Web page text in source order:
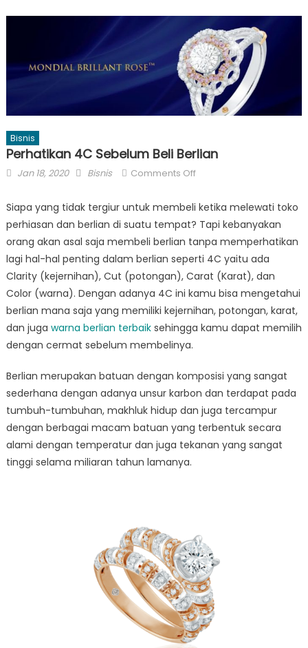
Bisnis
Perhatikan 4C Sebelum Beli Berlian
Posted
Jan 18, 2020 Author
Bisnis Comments Offon
4C
Sebelum
Berlian
Siapa yang tidak tergiur untuk membeli ketika melewati toko
perhiasan dan berlian di suatu tempat? Tapi kebanyakan
orang akan asal saja membeli berlian tanpa memperhatikan
lagi hal-hal penting dalam berlian seperti 4C yaitu ada
Clarity (kejernihan), Cut (potongan), Carat (Karat), dan
Color (warna). Dengan adanya 4C ini kamu bisa mengetahui
berlian mana saja yang memiliki kejernihan, potongan, karat,
dan juga warna berlian terbaiksehingga kamu dapat memilih
dengan cermat sebelum membelinya.
Berlian merupakan batuan dengan komposisi yang sangat
sederhana dengan adanya unsur karbon dan terdapat pada
tumbuh-tumbuhan, makhluk hidup dan juga tercampur
dengan berbagai macam batuan yang terbentuk secara
alami dengan temperatur dan juga tekanan yang sangat
tinggi selama miliaran tahun lamanya.